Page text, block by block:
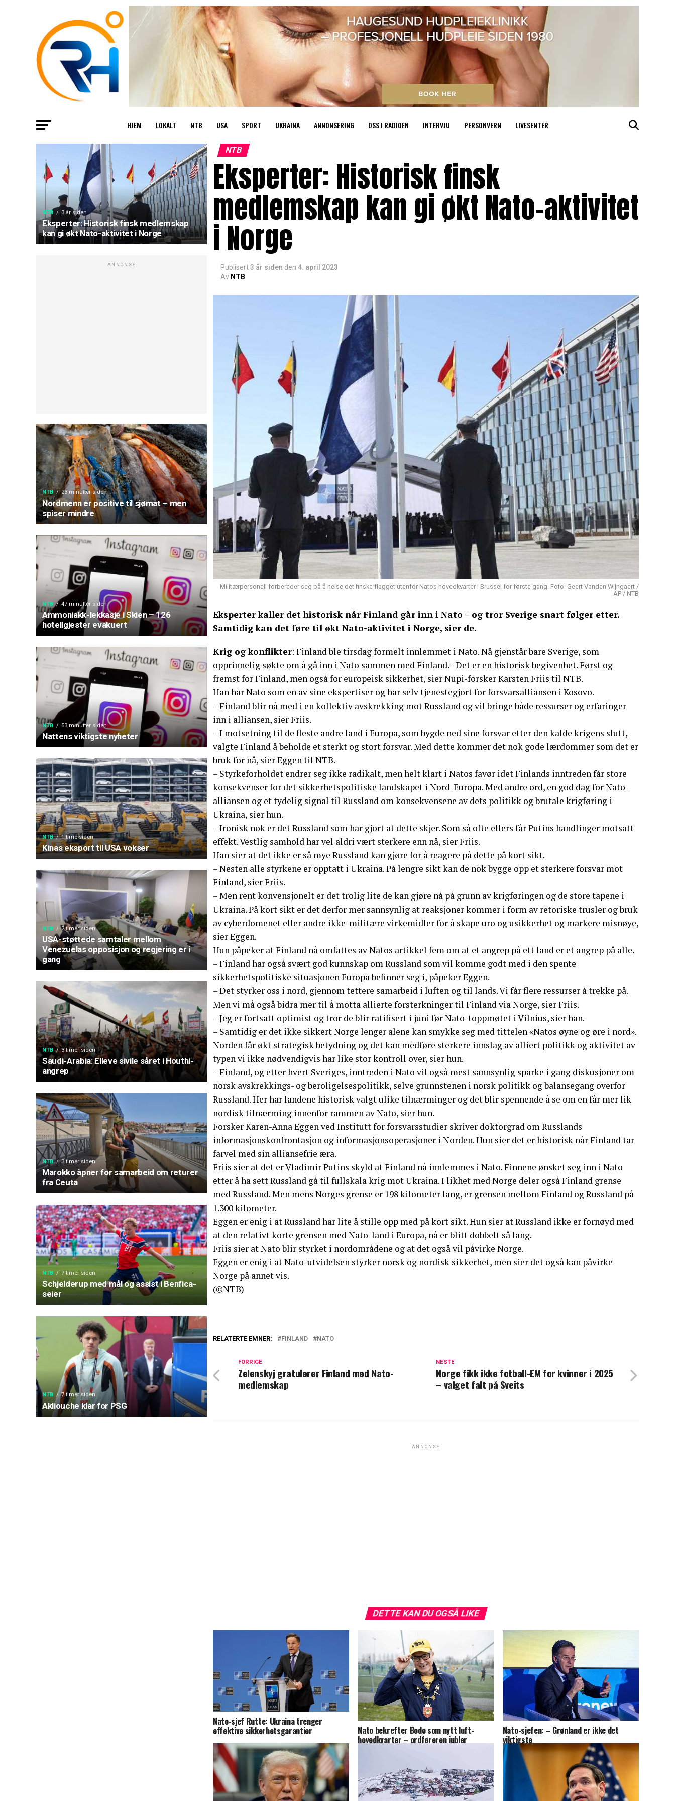
HJEM LOKALT NTB USA SPORT UKRAINA ANNONSERING OSS I RADIOEN INTERVJU PERSONVERN LIVESENTER
NTB 3 år siden
Eksperter: Historisk finsk medlemskap
kan gi økt Nato-aktivitet i Norge
ANNONSE
NTB 23 minutter siden
Nordmenn er positive til sjømat – men
spiser mindre
NTB 47 minutter siden
Ammoniakk-lekkasje i Skien – 126
hotellgjester evakuert
NTB 53 minutter siden
Nattens viktigste nyheter
NTB 1 time siden
Kinas eksport til USA vokser
NTB 2 timer siden
USA-støttede samtaler mellom
Venezuelas opposisjon og regjering er i
gang
NTB 3 timer siden
Saudi-Arabia: Elleve sivile såret i Houthi-
angrep
NTB 3 timer siden
Marokko åpner for samarbeid om returer
fra Ceuta
NTB 7 timer siden
Schjelderup med mål og assist i Benfica-
seier
NTB 7 timer siden
Akliouche klar for PSG
NTB
Eksperter: Historisk finsk
medlemskap kan gi økt Nato-aktivitet
i Norge
Publisert3 år siden den 4. april 2023
Av NTB
Militærpersonell forbereder seg på å heise det finske flagget utenfor Natos hovedkvarter i Brussel for første gang. Foto: Geert Vanden Wijngaert /
AP / NTB
Eksperter kaller det historisk når Finland går inn i Nato – og tror Sverige snart følger etter.
Samtidig kan det føre til økt Nato-aktivitet i Norge, sier de.
Krig og konflikter: Finland ble tirsdag formelt innlemmet i Nato. Nå gjenstår bare Sverige, som
opprinnelig søkte om å gå inn i Nato sammen med Finland.– Det er en historisk begivenhet. Først og
fremst for Finland, men også for europeisk sikkerhet, sier Nupi-forsker Karsten Friis til NTB.
Han har Nato som en av sine ekspertiser og har selv tjenestegjort for forsvarsalliansen i Kosovo.
– Finland blir nå med i en kollektiv avskrekking mot Russland og vil bringe både ressurser og erfaringer
inn i alliansen, sier Friis.
– I motsetning til de fleste andre land i Europa, som bygde ned sine forsvar etter den kalde krigens slutt,
valgte Finland å beholde et sterkt og stort forsvar. Med dette kommer det nok gode lærdommer som det er
bruk for nå, sier Eggen til NTB.
– Styrkeforholdet endrer seg ikke radikalt, men helt klart i Natos favør idet Finlands inntreden får store
konsekvenser for det sikkerhetspolitiske landskapet i Nord-Europa. Med andre ord, en god dag for Nato-
alliansen og et tydelig signal til Russland om konsekvensene av dets politikk og brutale krigføring i
Ukraina, sier hun.
– Ironisk nok er det Russland som har gjort at dette skjer. Som så ofte ellers får Putins handlinger motsatt
effekt. Vestlig samhold har vel aldri vært sterkere enn nå, sier Friis.
Han sier at det ikke er så mye Russland kan gjøre for å reagere på dette på kort sikt.
– Nesten alle styrkene er opptatt i Ukraina. På lengre sikt kan de nok bygge opp et sterkere forsvar mot
Finland, sier Friis.
– Men rent konvensjonelt er det trolig lite de kan gjøre nå på grunn av krigføringen og de store tapene i
Ukraina. På kort sikt er det derfor mer sannsynlig at reaksjoner kommer i form av retoriske trusler og bruk
av cyberdomenet eller andre ikke-militære virkemidler for å skape uro og usikkerhet og markere misnøye,
sier Eggen.
Hun påpeker at Finland nå omfattes av Natos artikkel fem om at et angrep på ett land er et angrep på alle.
– Finland har også svært god kunnskap om Russland som vil komme godt med i den spente
sikkerhetspolitiske situasjonen Europa befinner seg i, påpeker Eggen.
– Det styrker oss i nord, gjennom tettere samarbeid i luften og til lands. Vi får flere ressurser å trekke på.
Men vi må også bidra mer til å motta allierte forsterkninger til Finland via Norge, sier Friis.
– Jeg er fortsatt optimist og tror de blir ratifisert i juni før Nato-toppmøtet i Vilnius, sier han.
– Samtidig er det ikke sikkert Norge lenger alene kan smykke seg med tittelen «Natos øyne og øre i nord».
Norden får økt strategisk betydning og det kan medføre sterkere innslag av alliert politikk og aktivitet av
typen vi ikke nødvendigvis har like stor kontroll over, sier hun.
– Finland, og etter hvert Sveriges, inntreden i Nato vil også mest sannsynlig sparke i gang diskusjoner om
norsk avskrekkings- og beroligelsespolitikk, selve grunnstenen i norsk politikk og balansegang overfor
Russland. Her har landene historisk valgt ulike tilnærminger og det blir spennende å se om en får mer lik
nordisk tilnærming innenfor rammen av Nato, sier hun.
Forsker Karen-Anna Eggen ved Institutt for forsvarsstudier skriver doktorgrad om Russlands
informasjonskonfrontasjon og informasjonsoperasjoner i Norden. Hun sier det er historisk når Finland tar
farvel med sin alliansefrie æra.
Friis sier at det er Vladimir Putins skyld at Finland nå innlemmes i Nato. Finnene ønsket seg inn i Nato
etter å ha sett Russland gå til fullskala krig mot Ukraina. I likhet med Norge deler også Finland grense
med Russland. Men mens Norges grense er 198 kilometer lang, er grensen mellom Finland og Russland på
1.300 kilometer.
Eggen er enig i at Russland har lite å stille opp med på kort sikt. Hun sier at Russland ikke er fornøyd med
at den relativt korte grensen med Nato-land i Europa, nå er blitt dobbelt så lang.
Friis sier at Nato blir styrket i nordområdene og at det også vil påvirke Norge.
Eggen er enig i at Nato-utvidelsen styrker norsk og nordisk sikkerhet, men sier det også kan påvirke
Norge på annet vis.
(©NTB)
RELATERTE EMNER: FINLAND NATO
NESTE
Norge fikk ikke fotball-EM for kvinner i 2025
– valget falt på Sveits
FORRIGE
Zelenskyj gratulerer Finland med Nato-
medlemskap
ANNONSE
DETTE KAN DU OGSÅ LIKE
Nato-sjef Rutte: Ukraina trenger
effektive sikkerhetsgarantier Nato bekrefter Bodø som nytt luft-
hovedkvarter – ordføreren jubler
Nato-sjefen: – Grønland er ikke det
viktigste